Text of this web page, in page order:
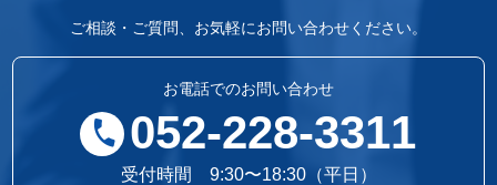
ご相談・ご質問、お気軽にお問い合わせください。
お電話でのお問い合わせ
052-228-3311
受付時間 9:30〜18:30（平日）